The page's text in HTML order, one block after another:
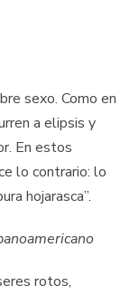
sexo. Como en
a elipsis y
En estos
lo contrario: lo
hojarasca”.
rotos,